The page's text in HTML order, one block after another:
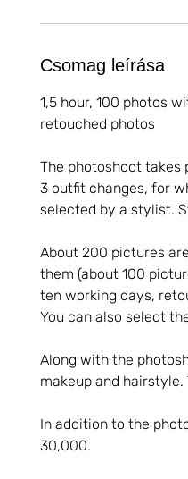
Csomag leírása
1,5 hour, 100 photos
retouched photos
The photoshoot takes
3 outfit changes, for
selected by a stylist.
About 200 pictures
them (about 100
ten working days,
You can also select
Along with the
makeup and
In addition to the
30,000.